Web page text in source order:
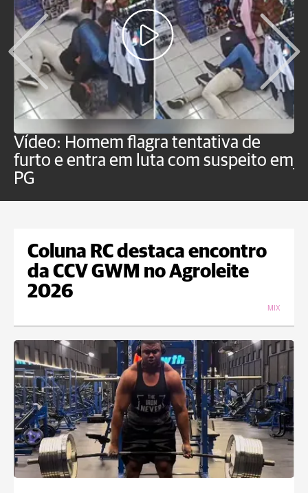
Vídeo: Homem flagra tentativa de
furto e entra em luta com suspeito em
PG
Coluna RC destaca encontro
da CCV GWM no Agroleite
2026
MIX